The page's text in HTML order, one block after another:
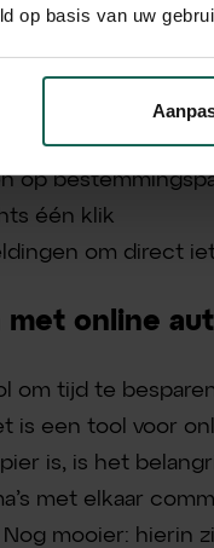
op basis van uw
voor
testen van
één klik
om direct
online
om tijd te
is een tool voor
is, is het
met elkaar
mooier: hierin